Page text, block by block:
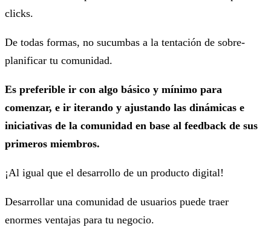
clicks.
De todas formas, no sucumbas a la tentación de sobre-
planificar tu comunidad.
Es preferible ir con algo básico y mínimo para
comenzar, e ir iterando y ajustando las dinámicas e
iniciativas de la comunidad en base al feedback de sus
primeros miembros.
¡Al igual que el desarrollo de un producto digital!
Desarrollar una comunidad de usuarios puede traer
enormes ventajas para tu negocio.